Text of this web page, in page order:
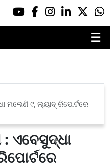
☰
ମଲେଣି ୯, ଲ୍ୟାବ୍ ରିପୋର୍ଟରେ
ଏବେସୁଦ୍ଧା